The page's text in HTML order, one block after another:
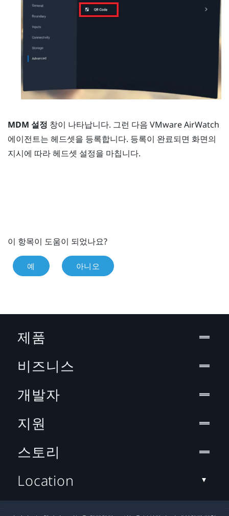
MDM 설정 창이 나타납니다. 그런 다음 VMware AirWatch
에이전트는 헤드셋을 등록합니다. 등록이 완료되면 화면의
지시에 따라 헤드셋 설정을 마칩니다.
이 항목이 도움이 되었나요?
예 아니오
제품
비즈니스
개발자
지원
스토리
Location